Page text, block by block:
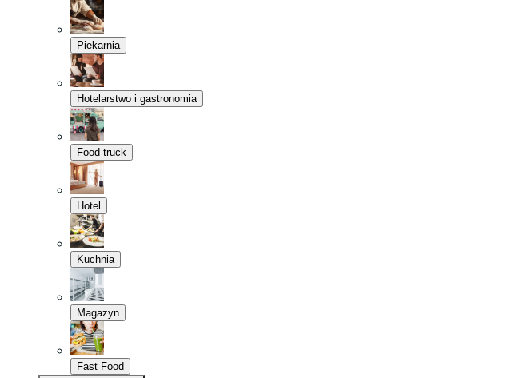
Piekarnia
Hotelarstwo i gastronomia
Food truck
Hotel
Kuchnia
Magazyn
Fast Food